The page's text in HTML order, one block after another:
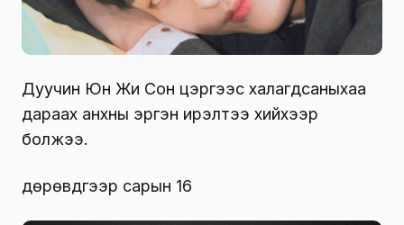
Дуучин Юүн Жи Сон цэргээс халагдсаныхаа
дараах анхны эргэн ирэлтээ хийхээр
болжээ.
дөрөвдүгээр сарын 16